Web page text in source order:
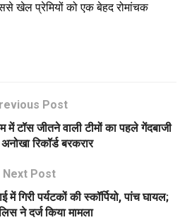
खेल प्रेमियों को एक बेहद रोमांचक
Post
में टॉस जीतने वाली टीमों का पहले गेंदबाजी
रिकॉर्ड बरकरार
Next Post
गिरी पर्यटकों की स्कॉर्पियो, पांच घायल;
ने दर्ज किया मामला